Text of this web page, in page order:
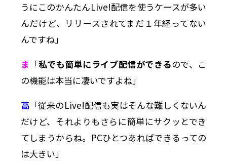
うにこのかんたんLive!配信を使うケースが多い
んだけど、リリースされてまだ１年経ってない
んですね」
ま 「私でも簡単にライブ配信ができるので、こ
の機能は本当に凄いですよね」
高 「従来のLive!配信も実はそんな難しくないん
だけど、それよりもさらに簡単にサクッとでき
てしまうからね。PCひとつあればできるっての
は大きい」